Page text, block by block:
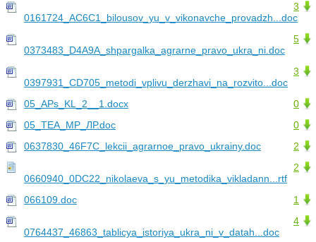
3
0161724_AC6C1_bilousov_yu_v_vikonavche_provadzh...doc
5
0373483_D4A9A_shpargalka_agrarne_pravo_ukra_ni.doc
3
0397931_CD705_metodi_vplivu_derzhavi_na_rozvito...doc
0
05_APs_KL_2__1.docx
0
05_ТЕА_МР_ЛР.doc
2
0637830_46F7C_lekcii_agrarnoe_pravo_ukrainy.doc
2
0660940_0DC22_nikolaeva_s_yu_metodika_vikladann...rtf
1
066109.doc
4
0764437_46863_tablicya_istoriya_ukra_ni_v_datah...doc